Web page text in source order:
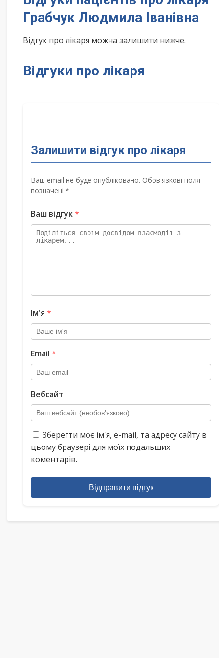
Грабчук Людмила Іванівна
Відгук про лікаря можна залишити нижче.
Відгуки про лікаря
Залишити відгук про лікаря
Ваш email не буде опубліковано. Обов'язкові поля
позначені *
Ваш відгук*
Ім'я *
Email *
Вебсайт
Зберегти моє ім'я, e-mail, та адресу сайту в
цьому браузері для моїх подальших
коментарів.
Відправити відгук